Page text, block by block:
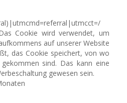
Cookie wird verwendet, um
auf unserer Website
das Cookie speichert, von wo
sind. Das kann eine
gewesen sein.